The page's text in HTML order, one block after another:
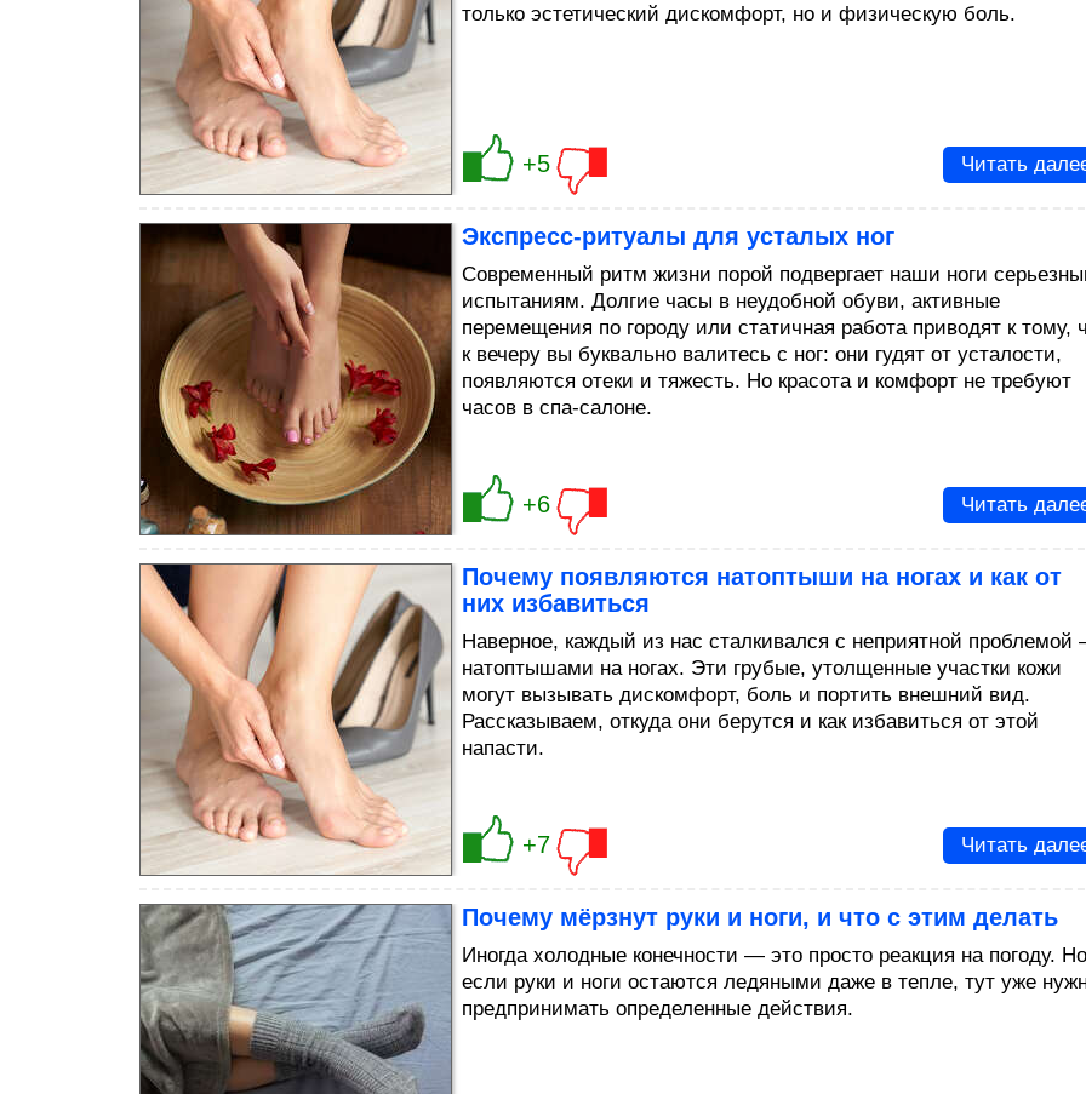
только эстетический дискомфорт, но и физическую боль.
+5 Читать
Экспресс-ритуалы для усталых ног
Современный ритм жизни порой подвергает наши ноги
испытаниям. Долгие часы в неудобной обуви, активные
перемещения по городу или статичная работа приводят к тому,
к вечеру вы буквально валитесь с ног: они гудят от усталости,
появляются отеки и тяжесть. Но красота и комфорт не требуют
часов в спа-салоне.
+6 Читать
Почему появляются натоптыши на ногах и как от
них избавиться
Наверное, каждый из нас сталкивался с неприятной проблемой
натоптышами на ногах. Эти грубые, утолщенные участки кожи
могут вызывать дискомфорт, боль и портить внешний вид.
Рассказываем, откуда они берутся и как избавиться от этой
напасти.
+7 Читать
Почему мёрзнут руки и ноги, и что с этим делать
Иногда холодные конечности — это просто реакция на погоду. Но
если руки и ноги остаются ледяными даже в тепле, тут уже
предпринимать определенные действия.